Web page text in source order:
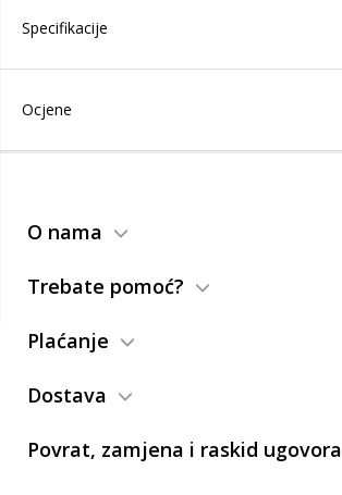
Specifikacije
Ocjene
O nama
Trebate pomoć?
Plaćanje
Dostava
Povrat, zamjena i raskid ugovora